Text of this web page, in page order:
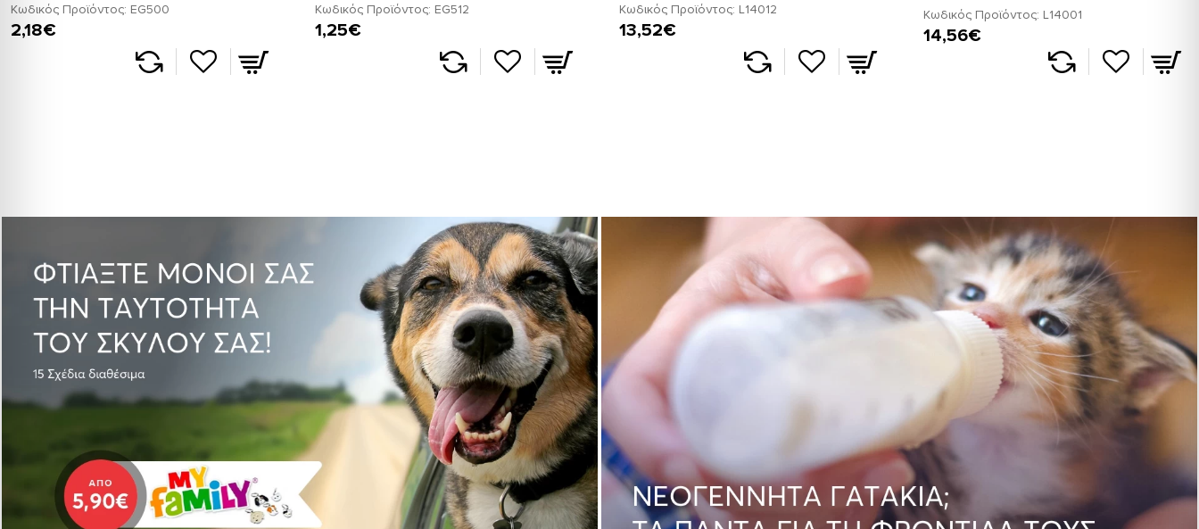
Κωδικός Προϊόντος: EG500
2,18€
Κωδικός Προϊόντος: EG512
1,25€
Κωδικός Προϊόντος: L14012
13,52€
Κωδικός Προϊόντος: L14001
14,56€